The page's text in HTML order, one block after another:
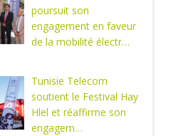
poursuit son
engagement en faveur
de la mobilité électr…
Tunisie Telecom
soutient le Festival Hay
Hlel et réaffirme son
engagem…